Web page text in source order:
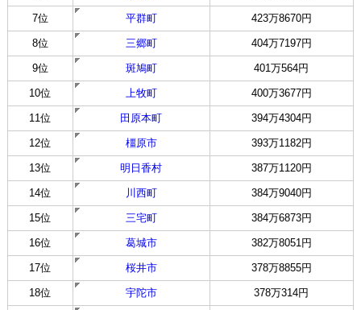
7位 平群町 423万8670円
8位 三郷町 404万7197円
9位 斑鳩町 401万564円
10位 上牧町 400万3677円
11位 田原本町 394万4304円
12位 橿原市 393万1182円
13位 明日香村 387万1120円
14位 川西町 384万9040円
15位 三宅町 384万6873円
16位 葛城市 382万8051円
17位 桜井市 378万8855円
18位 宇陀市 378万314円